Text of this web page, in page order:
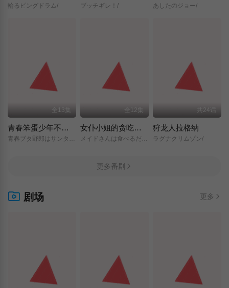
輪るピングドラム/ ブッチギレ！/ あしたのジョー/
全13集
青春笨蛋少年不做圣诞服女郎的梦
全12集
女仆小姐的贪吃日常
メイドさんは食べるだけ/
共24话
狩龙人拉格纳
ラグナクリムゾン/
更多番剧
剧场 更多